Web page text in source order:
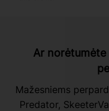
Ar
Mažesniems
Predator,